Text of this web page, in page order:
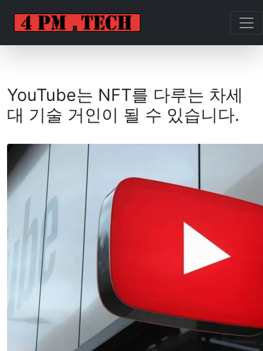
YouTube는 NFT를 다루는 차세
대 기술 거인이 될 수 있습니다.